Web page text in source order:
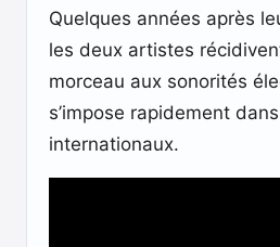
Quelques années après
les deux artistes
morceau aux sonorités
s’impose rapidement
internationaux.